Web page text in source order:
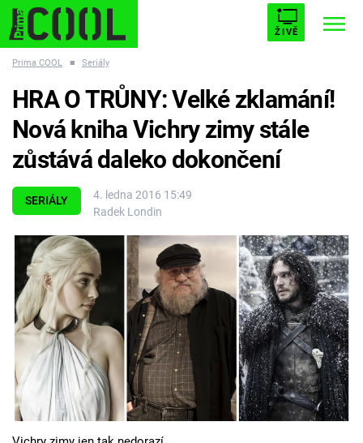
ŽIVĚ
ESCAPE PLNEJ KOTEL AVENGERS 5
Témata
Filmy
Seriály
Hry
Cool Esport
Pořady
Prima COOL ■ Seriály
SERIÁLY
4. ledna 2016 15:49
Radek Londin
HRA O TRŮNY: Velké zklamání!
Nová kniha Vichry zimy stále
zůstává daleko dokončení